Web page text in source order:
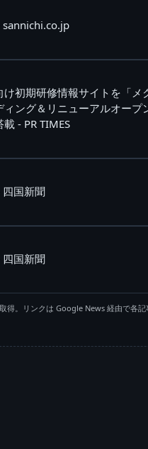
sannichi.co.jp
け初期研修情報サイトを「メ
ィング＆リニューアルオープ
- PR TIMES
国新聞
国新聞
得。リンクは Google News 経由で各記